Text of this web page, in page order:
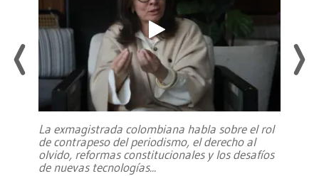
La exmagistrada colombiana habla sobre el rol
de contrapeso del periodismo, el derecho al
olvido, reformas constitucionales y los desafíos
de nuevas tecnologías...